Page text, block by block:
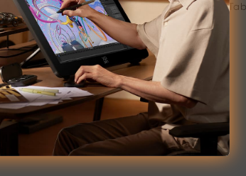
e depois escolha batões "MsgDisplay",